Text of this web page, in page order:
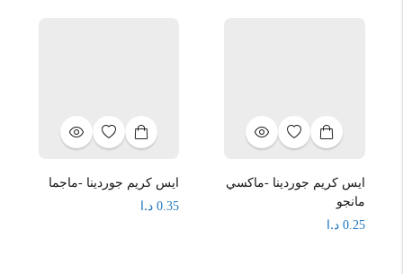
ايس كريم جوردينا -ماكسي
مانجو
0.25 د.ا
ايس كريم جوردينا -ماجما
0.35 د.ا